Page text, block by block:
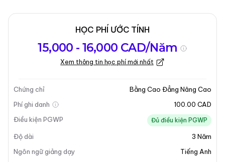
chương trình
Học
Kỳ nhập học
Cập nhật lần cuối vào 02-02-2026
Tổng quan về chương trình
HỌC PHÍ ƯỚC TÍNH
15,000 - 16,000 CAD/Năm
Xem thông tin học phí mới nhất
Chứng chỉ
Bằng Cao Đẳng Nâng Cao
Phí ghi danh
100.00 CAD
Điều kiện PGWP
Đủ điều kiện PGWP
Độ dài 3 Năm
Ngôn ngữ giảng dạy
Tiếng Anh